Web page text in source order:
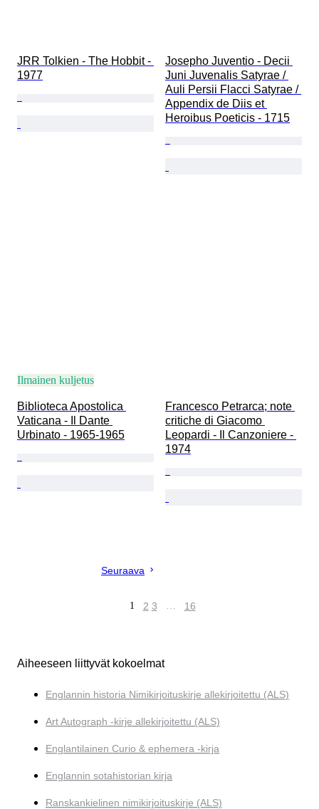
JRR Tolkien - The Hobbit -
1977
Josepho Juventio - Decii
Juni Juvenalis Satyrae /
Auli Persii Flacci Satyrae /
Appendix de Diis et
Heroibus Poeticis - 1715
Ilmainen kuljetus
Biblioteca Apostolica
Vaticana - Il Dante
Urbinato - 1965-1965
Francesco Petrarca; note
critiche di Giacomo
Leopardi - Il Canzoniere -
1974
Seuraava
1 2 3 … 16
Aiheeseen liittyvät kokoelmat
Englannin historia Nimikirjoituskirje allekirjoitettu (ALS)
Art Autograph -kirje allekirjoitettu (ALS)
Englantilainen Curio & ephemera -kirja
Englannin sotahistorian kirja
Ranskankielinen nimikirjoituskirje (ALS)